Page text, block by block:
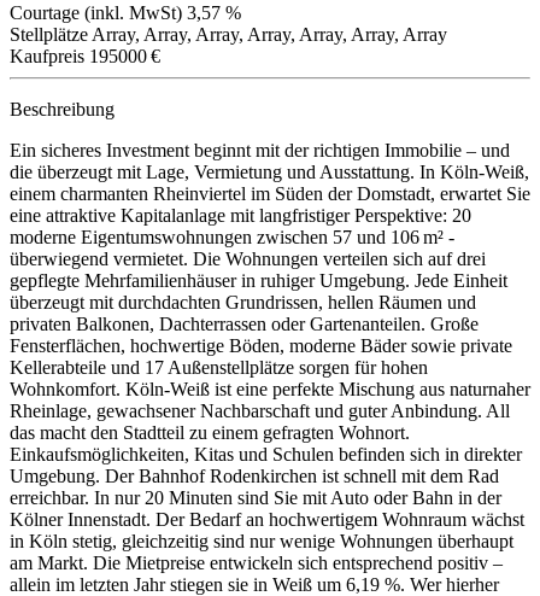
Courtage (inkl. MwSt) 3,57 %
Stellplätze Array, Array, Array, Array, Array, Array, Array
Kaufpreis 195000 €
Beschreibung
Ein sicheres Investment beginnt mit der richtigen Immobilie – und
die überzeugt mit Lage, Vermietung und Ausstattung. In Köln-Weiß,
einem charmanten Rheinviertel im Süden der Domstadt, erwartet Sie
eine attraktive Kapitalanlage mit langfristiger Perspektive: 20
moderne Eigentumswohnungen zwischen 57 und 106 m² -
überwiegend vermietet. Die Wohnungen verteilen sich auf drei
gepflegte Mehrfamilienhäuser in ruhiger Umgebung. Jede Einheit
überzeugt mit durchdachten Grundrissen, hellen Räumen und
privaten Balkonen, Dachterrassen oder Gartenanteilen. Große
Fensterflächen, hochwertige Böden, moderne Bäder sowie private
Kellerabteile und 17 Außenstellplätze sorgen für hohen
Wohnkomfort. Köln-Weiß ist eine perfekte Mischung aus naturnaher
Rheinlage, gewachsener Nachbarschaft und guter Anbindung. All
das macht den Stadtteil zu einem gefragten Wohnort.
Einkaufsmöglichkeiten, Kitas und Schulen befinden sich in direkter
Umgebung. Der Bahnhof Rodenkirchen ist schnell mit dem Rad
erreichbar. In nur 20 Minuten sind Sie mit Auto oder Bahn in der
Kölner Innenstadt. Der Bedarf an hochwertigem Wohnraum wächst
in Köln stetig, gleichzeitig sind nur wenige Wohnungen überhaupt
am Markt. Die Mietpreise entwickeln sich entsprechend positiv –
allein im letzten Jahr stiegen sie in Weiß um 6,19 %. Wer hierher